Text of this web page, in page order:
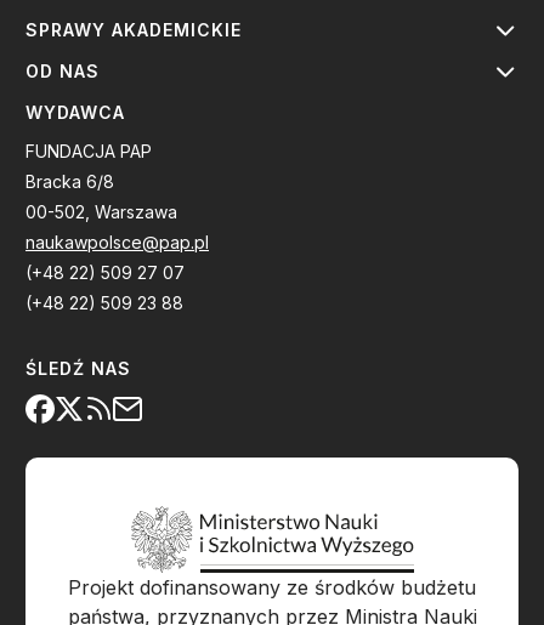
SPRAWY AKADEMICKIE
OD NAS
WYDAWCA
FUNDACJA PAP
Bracka 6/8
00-502, Warszawa
naukawpolsce@pap.pl
(+48 22) 509 27 07
(+48 22) 509 23 88
ŚLEDŹ NAS
Projekt dofinansowany ze środków budżetu
państwa, przyznanych przez Ministra Nauki